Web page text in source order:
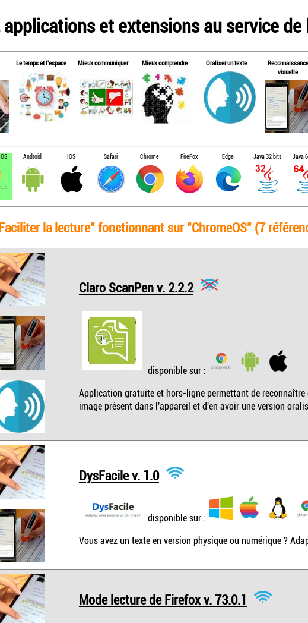
et extensions au service
Le temps et l'espace Mieux communiquer Mieux comprendre Oraliser un texte
Reconnaissance
visuelle
Android IOS Safari Chrome FireFox Edge Java 32 bits Java
la lecture" fonctionnant sur "ChromeOS" (7
Claro ScanPen v. 2.2.2
disponible sur :
Application gratuite et hors-ligne permettant de
image présent dans l'appareil et d'en avoir une version
DysFacile v. 1.0
disponible sur :
Vous avez un texte en version physique ou numérique ?
Mode lecture de Firefox v. 73.0.1